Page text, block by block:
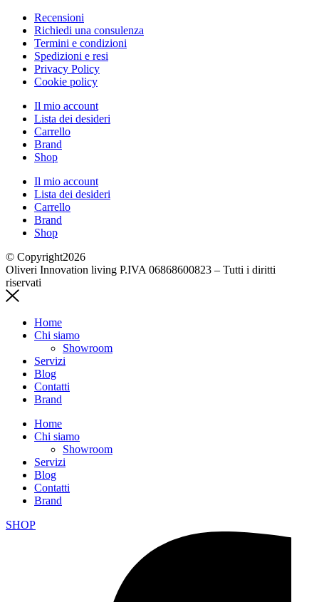
Recensioni
Richiedi una consulenza
Termini e condizioni
Spedizioni e resi
Privacy Policy
Cookie policy
Il mio account
Lista dei desideri
Carrello
Brand
Shop
Il mio account
Lista dei desideri
Carrello
Brand
Shop
© Copyright2026
Oliveri Innovation living P.IVA 06868600823 – Tutti i diritti
riservati
Home
Chi siamo
Showroom
Servizi
Blog
Contatti
Brand
Home
Chi siamo
Showroom
Servizi
Blog
Contatti
Brand
SHOP